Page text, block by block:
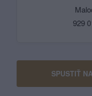
929
SPUSTIŤ